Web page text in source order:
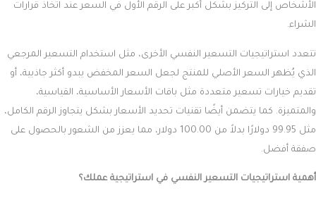
الأشخاص إلى التركيز بشكل أكبر على الرقم الأول في السعر عند اتخاذ قرارات
الشراء.
تتعدد استراتيجيات التسعير النفسي الأخرى، مثل استخدام التسعير المرجعي
الذي يُظهر السعر الأصلي للمنتج لجعل السعر المخفض يبدو أكثر جاذبية، أو
تقديم خيارات تسعير متعددة مثل باقات الأسعار الأساسية، القياسية،
والمتميزة. كما يتضمن أيضًا تقنيات تحديد الأسعار بشكل يتجاوز الرقم الكامل،
مثل 99.95 دولارًا بدلاً من 100.00 دولار، مما يعزز من الشعور بالحصول على
صفقة أفضل.
أهمية استراتيجيات التسعير النفسي في استراتيجية عملك؟